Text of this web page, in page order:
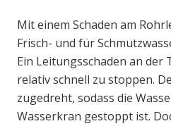
Mit einem Schaden am
Frisch- und für
Ein Leitungsschaden an
relativ schnell zu stoppen.
zugedreht, sodass die
Wasserkran gestoppt ist.